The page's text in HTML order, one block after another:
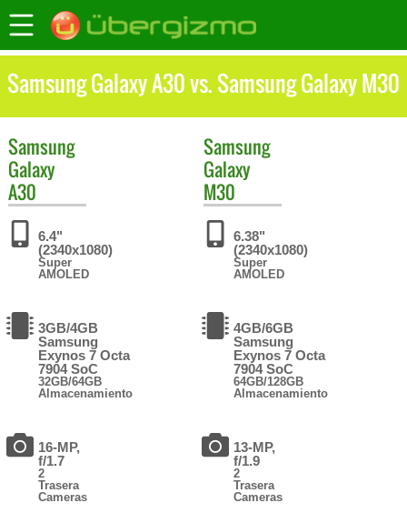
Samsung Galaxy A30 vs. Samsung Galaxy M30
Samsung
Galaxy
A30
6.4"
(2340x1080)
Super
AMOLED
3GB/4GB
Samsung
Exynos 7 Octa
7904 SoC
32GB/64GB
Almacenamiento
16-MP,
f/1.7
2
Trasera
Cameras
Samsung
Galaxy
M30
6.38"
(2340x1080)
Super
AMOLED
4GB/6GB
Samsung
Exynos 7 Octa
7904 SoC
64GB/128GB
Almacenamiento
13-MP,
f/1.9
2
Trasera
Cameras